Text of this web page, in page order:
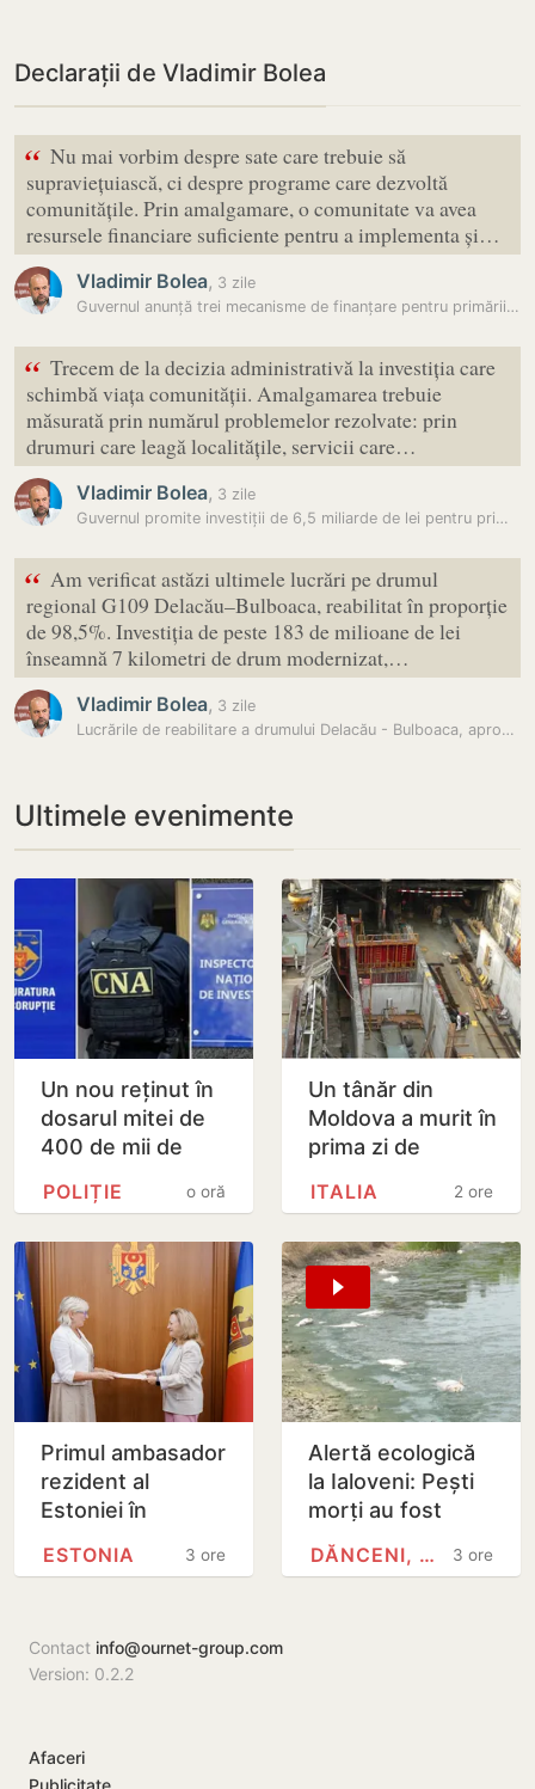
Declarații de Vladimir Bolea
“ Nu mai vorbim despre sate care trebuie să
supraviețuiască, ci despre programe care dezvoltă
comunitățile. Prin amalgamare, o comunitate va avea
resursele financiare suficiente pentru a implementa și…
Vladimir Bolea, 3 zile
Guvernul anunță trei mecanisme de finanțare pentru primăriile…
“ Trecem de la decizia administrativă la investiția care
schimbă viața comunității. Amalgamarea trebuie
măsurată prin numărul problemelor rezolvate: prin
drumuri care leagă localitățile, servicii care…
Vladimir Bolea, 3 zile
Guvernul promite investiții de 6,5 miliarde de lei pentru primăriile…
“ Am verificat astăzi ultimele lucrări pe drumul
regional G109 Delacău–Bulboaca, reabilitat în proporție
de 98,5%. Investiția de peste 183 de milioane de lei
înseamnă 7 kilometri de drum modernizat,…
Vladimir Bolea, 3 zile
Lucrările de reabilitare a drumului Delacău - Bulboaca, aproape gata.…
Ultimele evenimente
Un nou reținut în
dosarul mitei de
400 de mii de
facilitat transferul
o oră
POLIȚIE
Un tânăr din
Moldova a murit în
prima zi de
ambulanța ar fi
după…
2 ore
ITALIA
Primul ambasador
rezident al
Estoniei în
Moldova și-a
3 ore
ESTONIA
Alertă ecologică
la Ialoveni: Pești
morți au fost
observați plutind
la suprafața
3 ore
DĂNCENI, IALOVENI
Contact info@ournet-group.com
Version: 0.2.2
Afaceri
Publicitate